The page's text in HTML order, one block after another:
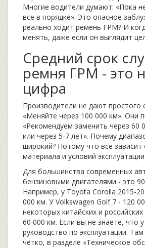
Многие водители думают: «Пока
всё в порядке». Это опасное
реально ходит ремень ГРМ? И
менять, даже если он выглядит
Средний срок
ремня ГРМ - это
цифра
Производители не дают простого
«Меняйте через 100 000 км». Они
«Рекомендуем заменить через 60
или через 5-7 лет». Почему
широкий? Потому что всё
материала и условий эксплуатации.
Для большинства современных
бензиновыми двигателями - это
Например, у Toyota Corolla 2015-
000 км. У Volkswagen Golf 7 - 120
некоторых китайских и
60 000 км. Если вы не знаете, что
руководство по эксплуатации.
чётко, в разделе «Техническое